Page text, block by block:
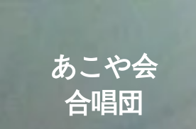
あこや会
合唱団